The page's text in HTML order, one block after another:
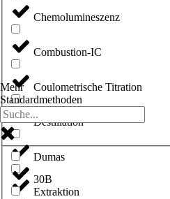
Chemolumineszenz
Combustion-IC
Coulometrische Titration
Destillation
Dumas
Extraktion
Mehr
Standardmethoden
30B